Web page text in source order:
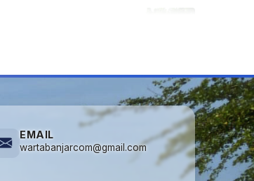
EMAIL
wartabanjarcom@gmail.com